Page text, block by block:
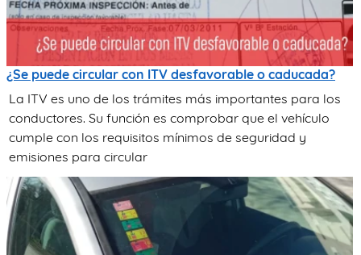
¿Se puede circular con ITV desfavorable o caducada?
La ITV es uno de los trámites más importantes para los
conductores. Su función es comprobar que el vehículo
cumple con los requisitos mínimos de seguridad y
emisiones para circular